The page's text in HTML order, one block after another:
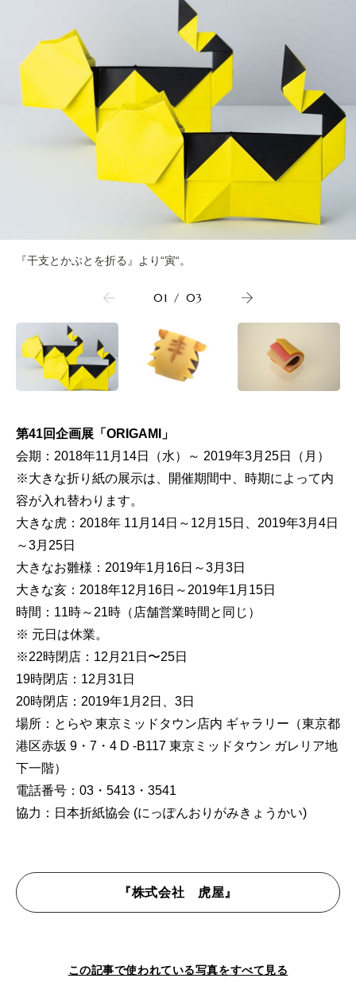
『干支とかぶとを折る』より“寅“。
01 / 03
第41回企画展「ORIGAMI」
会期：2018年11月14日（水）～ 2019年3月25日（月）
※大きな折り紙の展示は、開催期間中、時期によって内
容が入れ替わります。
大きな虎：2018年 11月14日～12月15日、2019年3月4日
～3月25日
大きなお雛様：2019年1月16日～3月3日
大きな亥：2018年12月16日～2019年1月15日
時間：11時～21時（店舗営業時間と同じ）
※ 元日は休業。
※22時閉店：12月21日〜25日
19時閉店：12月31日
20時閉店：2019年1月2日、3日
場所：とらや 東京ミッドタウン店内 ギャラリー（東京都
港区赤坂 9・7・4 D -B117 東京ミッドタウン ガレリア地
下一階）
電話番号：03・5413・3541
協力：日本折紙協会 (にっぽんおりがみきょうかい)
『株式会社 虎屋』
この記事で使われている写真をすべて見る